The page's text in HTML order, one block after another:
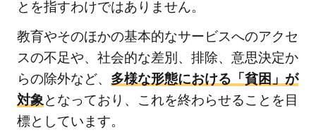
平等
くそ
う
2.10.1
「人や
国の不
とを指すわけではありません。
教育やそのほかの基本的なサービスへのアクセ
スの不足や、社会的な差別、排除、意思決定か
らの除外など、 多様な形態における「貧困」が
対象となっており、これを終わらせることを目
標としています。